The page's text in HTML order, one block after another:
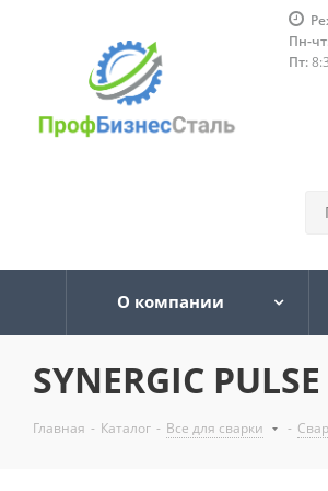
Пн-
Пт:
О компании
SYNERGIC
Главная - Каталог - Все для сварки -